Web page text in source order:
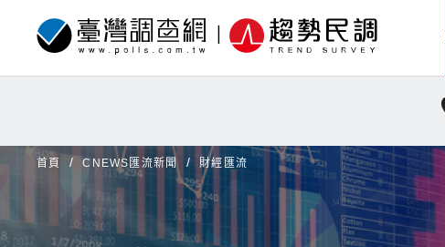
首頁 CNEWS匯流新聞 財經匯流